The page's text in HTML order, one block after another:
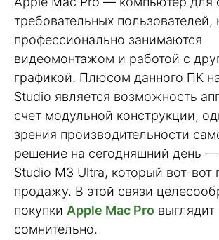
требовательных пользователей,
профессионально занимаются
видеомонтажом и работой с
графикой. Плюсом данного ПК
Studio является возможность
счет модульной конструкции,
зрения производительности
решение на сегодняшний день
Studio M3 Ultra, который вот-вот
продажу. В этой связи
покупки Apple Mac Pro выглядит
сомнительно.